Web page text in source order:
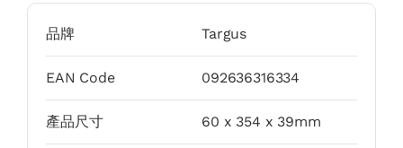
品牌 Targus
EAN Code 092636316334
產品尺寸 60 x 354 x 39mm